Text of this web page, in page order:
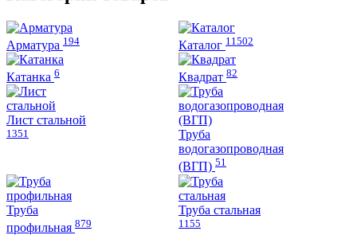
Арматура 194 Каталог 11502
Катанка 6 Квадрат 82
Лист стальной
1351
Труба
водогазопроводная
(ВГП) 51
Труба
профильная 879
Труба стальная
1155